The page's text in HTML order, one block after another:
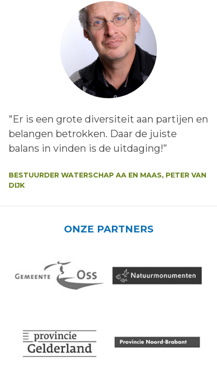
Lees het bericht:
"Er is een grote diversiteit aan partijen en
belangen betrokken. Daar de juiste
balans in vinden is de uitdaging!”
BESTUURDER WATERSCHAP AA EN MAAS, PETER VAN
DIJK
ONZE PARTNERS